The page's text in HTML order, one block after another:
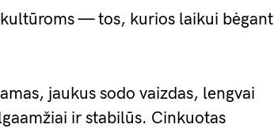
— tos, kurios laikui bėgant
jaukus sodo vaizdas, lengvai
ir stabilūs. Cinkuotas